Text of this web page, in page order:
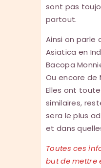
sont pas
partout.
Ainsi on parle
Asiatica en
Bacopa
Ou encore de
Elles ont
similaires,
sera le plus
et dans
Toutes ces
but de mettre